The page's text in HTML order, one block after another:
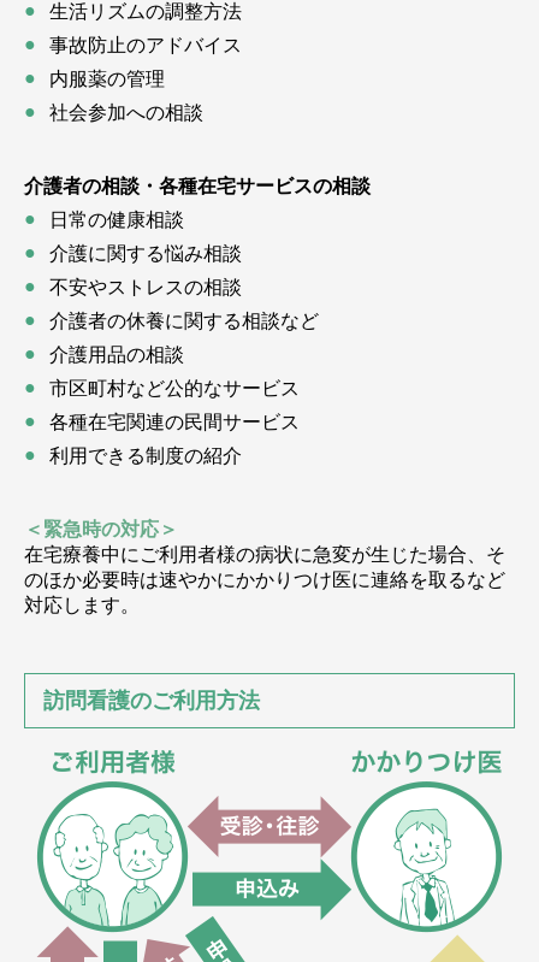
生活リズムの調整方法
事故防止のアドバイス
内服薬の管理
社会参加への相談
介護者の相談・各種在宅サービスの相談
日常の健康相談
介護に関する悩み相談
不安やストレスの相談
介護者の休養に関する相談など
介護用品の相談
市区町村など公的なサービス
各種在宅関連の民間サービス
利用できる制度の紹介
＜緊急時の対応＞
在宅療養中にご利用者様の病状に急変が生じた場合、そ
のほか必要時は速やかにかかりつけ医に連絡を取るなど
対応します。
訪問看護のご利用方法